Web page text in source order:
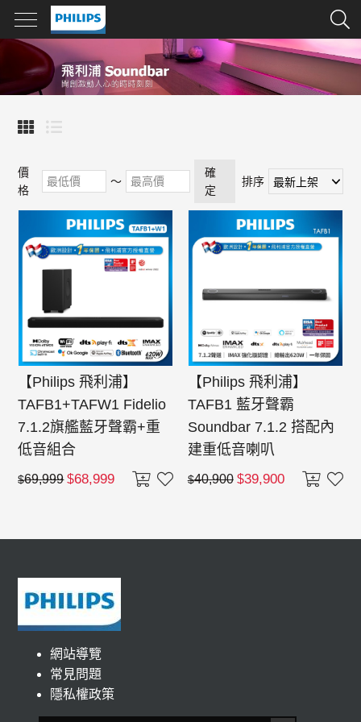
價
格
～
確
定
排序
【Philips 飛利浦】
TAFB1+TAFW1 Fidelio
7.1.2旗艦藍牙聲霸+重
低音組合
$69,999 $68,999
【Philips 飛利浦】
TAFB1 藍牙聲霸
Soundbar 7.1.2 搭配內
建重低音喇叭
$40,900 $39,900
網站導覽
常見問題
隱私權政策